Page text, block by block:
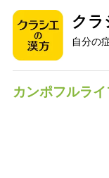
クラ
自分の
カンポフルラ